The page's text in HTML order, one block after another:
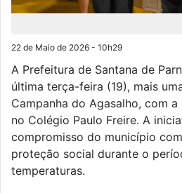
22 de Maio de 2026 - 10h29
A Prefeitura de Santana de
última terça-feira (19), mais
Campanha do Agasalho, com
no Colégio Paulo Freire. A
compromisso do município
proteção social durante o
temperaturas.